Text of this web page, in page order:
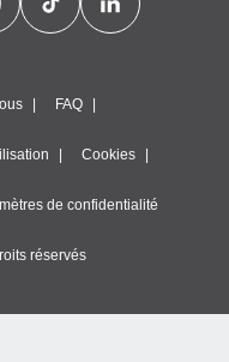
FAQ
Cookies
de confidentialité
réservés